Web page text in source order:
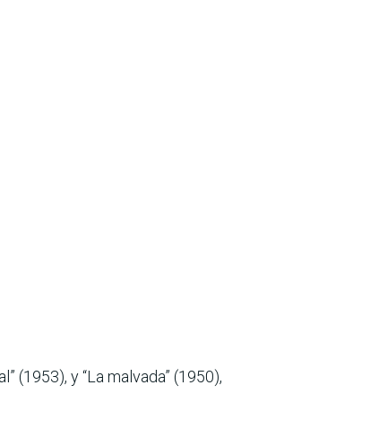
(1953), y “La malvada” (1950),